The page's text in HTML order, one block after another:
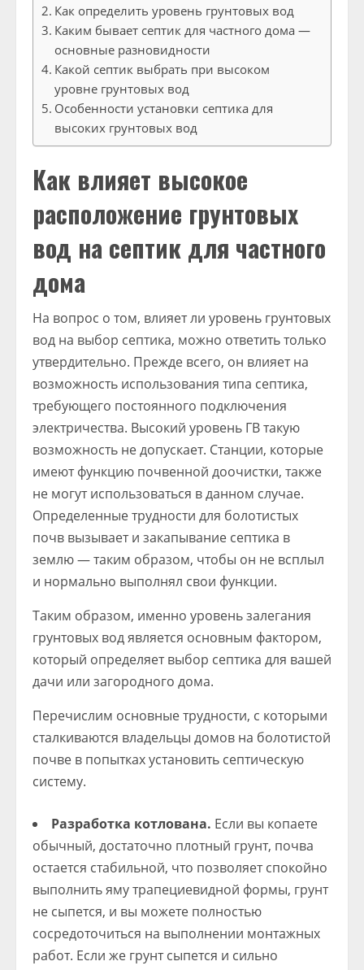
Как определить уровень грунтовых вод
Каким бывает септик для частного дома —
основные разновидности
Какой септик выбрать при высоком
уровне грунтовых вод
Особенности установки септика для
высоких грунтовых вод
Как влияет высокое
расположение грунтовых
вод на септик для частного
дома
На вопрос о том, влияет ли уровень грунтовых
вод на выбор септика, можно ответить только
утвердительно. Прежде всего, он влияет на
возможность использования типа септика,
требующего постоянного подключения
электричества. Высокий уровень ГВ такую
возможность не допускает. Станции, которые
имеют функцию почвенной доочистки, также
не могут использоваться в данном случае.
Определенные трудности для болотистых
почв вызывает и закапывание септика в
землю — таким образом, чтобы он не всплыл
и нормально выполнял свои функции.
Таким образом, именно уровень залегания
грунтовых вод является основным фактором,
который определяет выбор септика для вашей
дачи или загородного дома.
Перечислим основные трудности, с которыми
сталкиваются владельцы домов на болотистой
почве в попытках установить септическую
систему.
Разработка котлована. Если вы копаете
обычный, достаточно плотный грунт, почва
остается стабильной, что позволяет спокойно
выполнить яму трапециевидной формы, грунт
не сыпется, и вы можете полностью
сосредоточиться на выполнении монтажных
работ. Если же грунт сыпется и сильно